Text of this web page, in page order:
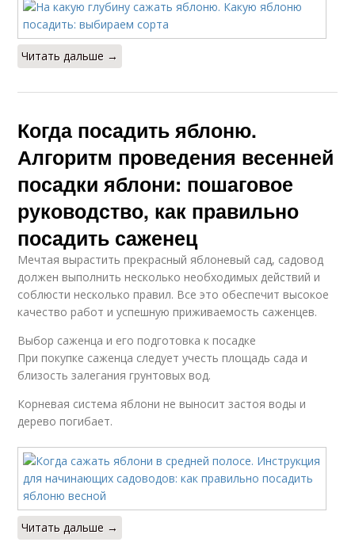
Читать дальше →
Когда посадить яблоню.
Алгоритм проведения весенней
посадки яблони: пошаговое
руководство, как правильно
посадить саженец
Мечтая вырастить прекрасный яблоневый сад, садовод
должен выполнить несколько необходимых действий и
соблюсти несколько правил. Все это обеспечит высокое
качество работ и успешную приживаемость саженцев.
Выбор саженца и его подготовка к посадке
При покупке саженца следует учесть площадь сада и
близость залегания грунтовых вод.
Корневая система яблони не выносит застоя воды и
дерево погибает.
Читать дальше →